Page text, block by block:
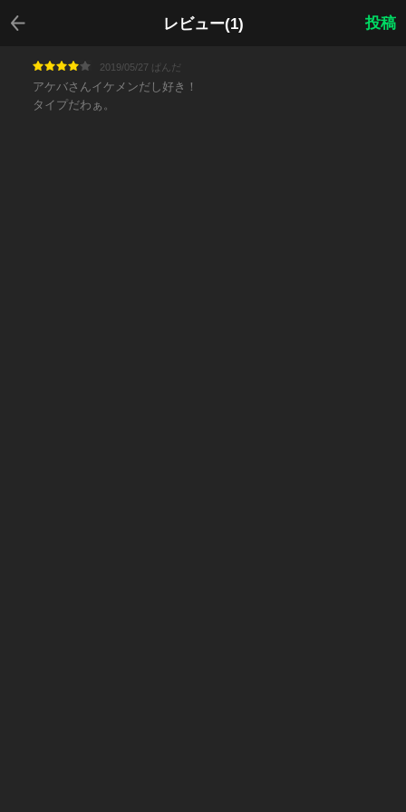
レビュー(1)
戻る
投稿
2019/05/27 ぱんだ
アケバさんイケメンだし好き！
タイプだわぁ。